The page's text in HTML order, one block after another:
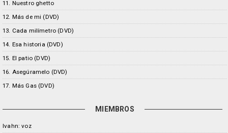
11. Nuestro ghetto
12. Más de mi (DVD)
13. Cada milímetro (DVD)
14. Esa historia (DVD)
15. El patio (DVD)
16. Asegúramelo (DVD)
17. Más Gas (DVD)
MIEMBROS
Ivahn: voz